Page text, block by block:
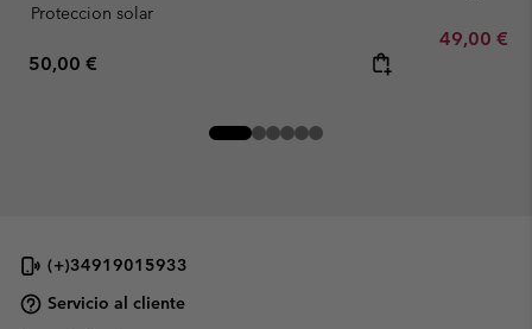
Proteccion solar
Regular price:
50,00 €
Minimum
49,00 €
(+)34919015933
Servicio al cliente